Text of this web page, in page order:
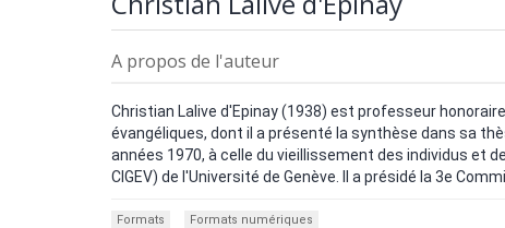
A propos de l'auteur
Christian Lalive d'Epinay (1938) est professeur
évangéliques, dont il a présenté la synthèse dans sa
années 1970, à celle du vieillissement des individus et
CIGEV) de l'Université de Genève. Il a présidé la 3e
Formats Formats numériques